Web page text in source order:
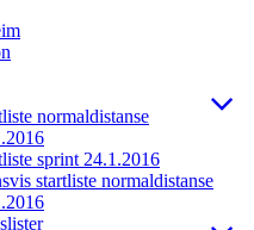
normaldistanse
sprint 24.1.2016
startliste normaldistanse